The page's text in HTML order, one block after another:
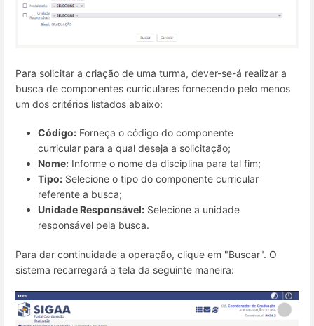
Para solicitar a criação de uma turma, dever-se-á realizar a
busca de componentes curriculares fornecendo pelo menos
um dos critérios listados abaixo:
Código: Forneça o código do componente
curricular para a qual deseja a solicitação;
Nome: Informe o nome da disciplina para tal fim;
Tipo: Selecione o tipo do componente curricular
referente a busca;
Unidade Responsável: Selecione a unidade
responsável pela busca.
Para dar continuidade a operação, clique em "Buscar". O
sistema recarregará a tela da seguinte maneira: